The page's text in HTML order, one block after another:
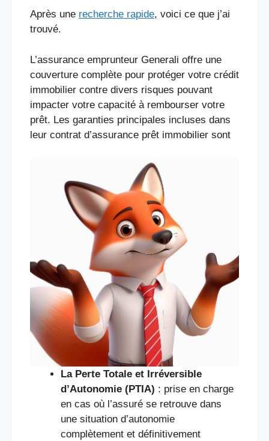
Après une recherche rapide, voici ce que j’ai
trouvé.
L’assurance emprunteur Generali offre une
couverture complète pour protéger votre crédit
immobilier contre divers risques pouvant
impacter votre capacité à rembourser votre
prêt. Les garanties principales incluses dans
leur contrat d’assurance prêt immobilier sont
La Perte Totale et Irréversible
d’Autonomie (PTIA) : prise en charge
en cas où l’assuré se retrouve dans
une situation d’autonomie
complètement et définitivement